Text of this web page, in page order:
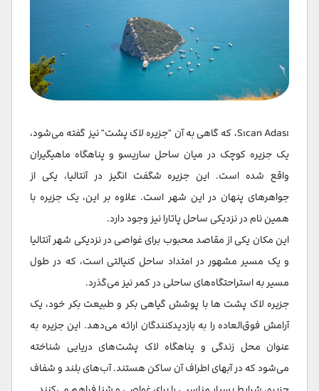
Sıcan Adası، که گاهی به آن "جزیره لاک پشت" نیز گفته می‌شود،
یک جزیره کوچک در میان ساحل ساریسو و پناهگاه ماهیگیران
واقع شده است. این جزیره شگفت انگیز در آنتالیا، یکی از
جواهرهای پنهان در این شهر است. علاوه بر این، یک جزیره با
همین نام در نزدیکی ساحل پاتارا نیز وجود دارد.
این مکان یکی از مقاصد محبوب برای غواصی در نزدیکی شهر آنتالیا
و یک مسیر مشهور در امتداد ساحل کنیالتی است، که در طول
مسیر به استراحتگاه‌های ساحلی در کمر نیز می‌گذرد.
جزیره لاک پشت ها با پوشش گیاهی بکر و طبیعت بکر خود، یک
آرامش فوق‌العاده را به بازدیدکنندگان ارائه می‌دهد. این جزیره به
عنوان محل زندگی و پناهگاه لاک پشت‌های دریایی شناخته
می‌شود که در آبهای اطراف آن ساکن هستند. آب‌های بلند و شفاف